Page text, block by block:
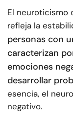
El neuroticismo
refleja la
personas con
caracterizan
emociones
desarrollar
esencia, el
negativo.